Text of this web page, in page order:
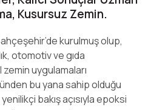
Kusursuz Zemin.
kurulmuş olup,
otomotiv ve gıda
uygulamaları
bu yana sahip olduğu
bakış açısıyla epoksi